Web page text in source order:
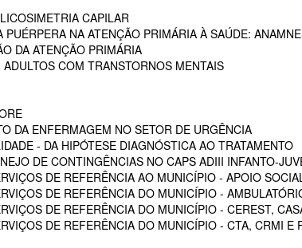
CAPILAR
NA ATENÇÃO PRIMÁRIA À SAÚDE:
DA ATENÇÃO PRIMÁRIA
COM TRANSTORNOS MENTAIS
DA ENFERMAGEM NO SETOR DE URGÊNCIA
- DA HIPÓTESE DIAGNÓSTICA AO TRATAMENTO
DE CONTINGÊNCIAS NO CAPS ADIII INFANTO-
DE REFERÊNCIA AO MUNICÍPIO - APOIO
DE REFERÊNCIA DO MUNICÍPIO -
DE REFERÊNCIA DO MUNICÍPIO - CEREST,
DE REFERÊNCIA DO MUNICÍPIO - CTA, CRMI